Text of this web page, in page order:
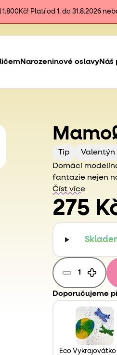
Platí od 1. do 31.8.2026
Narozeninové oslavyNáš
Tip Valentýn
Domácí
fantazie nejen
Číst více
275
Doporučujeme